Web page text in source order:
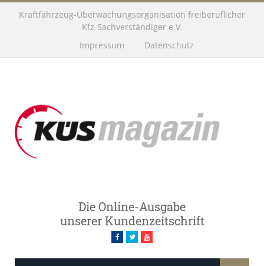
Kraftfahrzeug-Überwachungsorganisation freiberuflicher
Kfz-Sachverständiger e.V.
Impressum
Datenschutz
Die Online-Ausgabe
unserer Kundenzeitschrift
Facebook
TwitterYoutube